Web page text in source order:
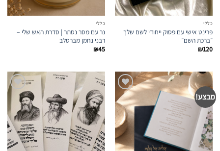
כללי
פרינט אישי עם פסוק ייחודי לשם שלך
״ברכת השם״
₪120
כללי
נר עם מסר נסתר | סדרת האש שלי –
רבני נחמן מברסלב
₪45
מבצע!
הוספה
לרשימת
המועדפים
הוספה
לרשימת
המועדפים